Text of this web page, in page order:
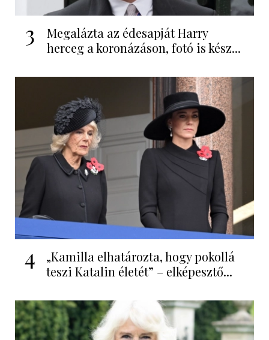
3
Megalázta az édesapját Harry
herceg a koronázáson, fotó is kész...
4
„Kamilla elhatározta, hogy pokollá
teszi Katalin életét” – elképesztő...